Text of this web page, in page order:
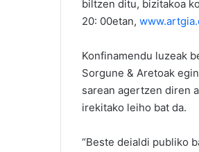
biltzen ditu, bizitakoa
20: 00etan,
Konfinamendu luzeak
Sorgune & Aretoak
sarean agertzen diren
irekitako leiho bat da.
“Beste deialdi publiko